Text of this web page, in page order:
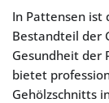
In Pattensen ist
Bestandteil der
Gesundheit der
bietet
Gehölzschnitts